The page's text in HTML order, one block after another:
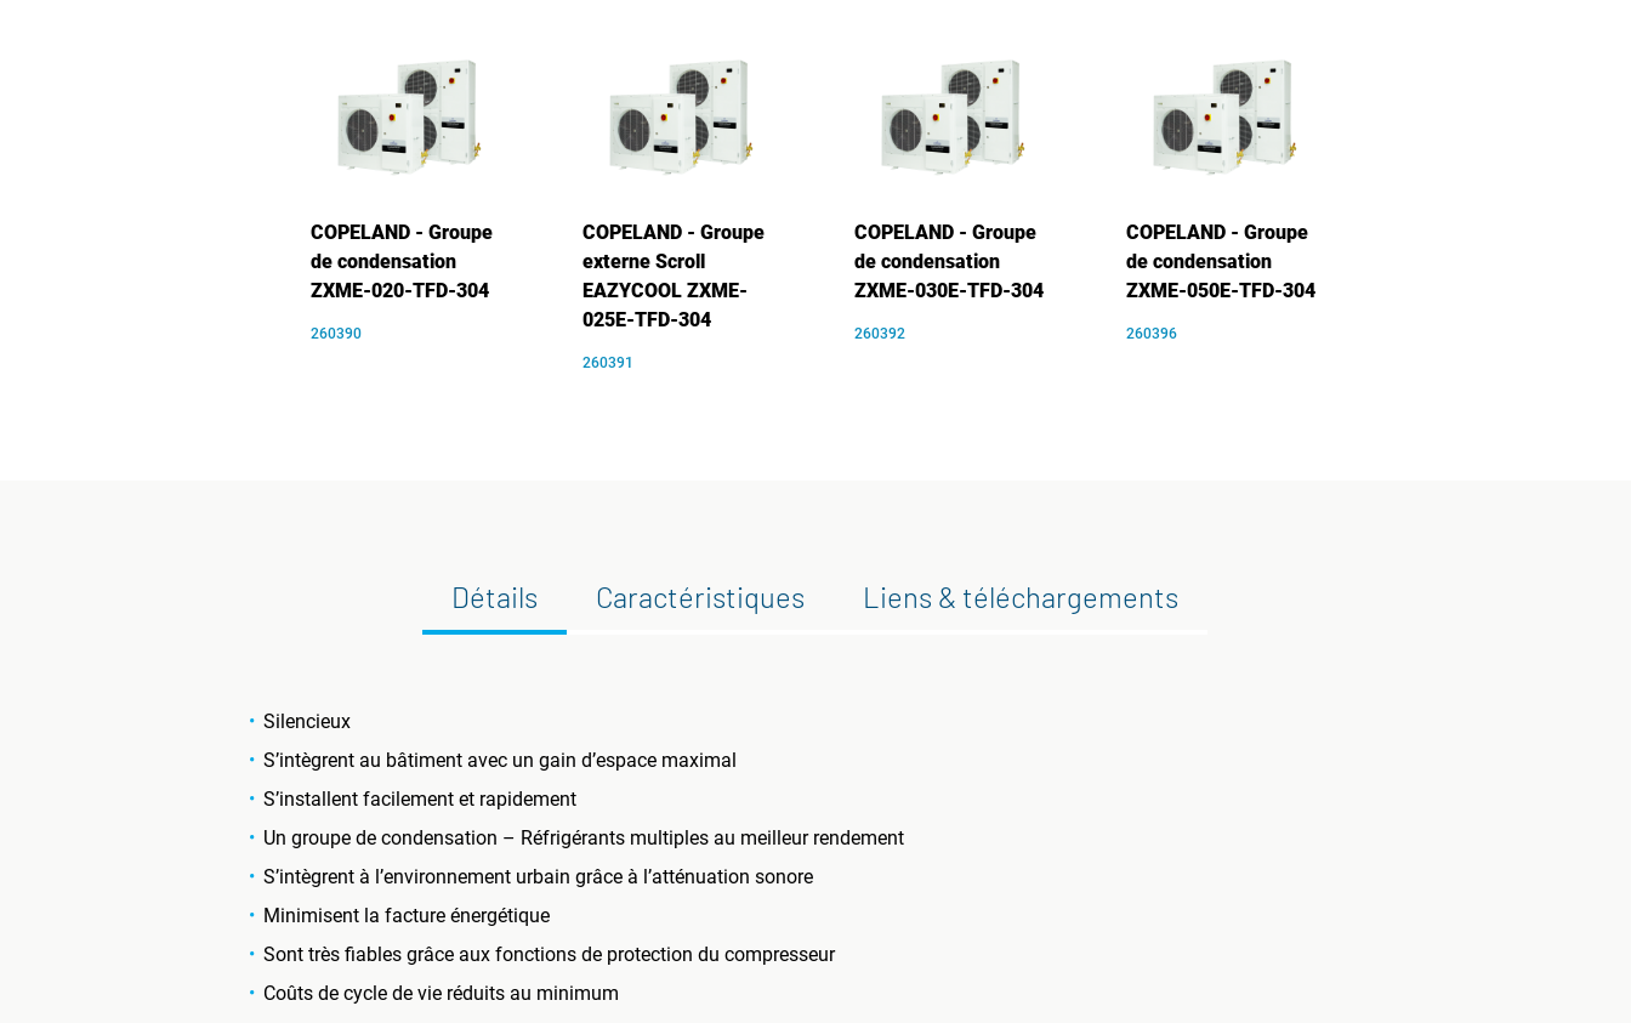
COPELAND - Groupe
de condensation
ZXME-020-TFD-304
260390
COPELAND - Groupe
externe Scroll
EAZYCOOL ZXME-
025E-TFD-304
260391
COPELAND - Groupe
de condensation
ZXME-030E-TFD-304
260392
COPELAND - Groupe
de condensation
ZXME-050E-TFD-304
260396
Détails Caractéristiques Liens & téléchargements
Silencieux
S’intègrent au bâtiment avec un gain d’espace maximal
S’installent facilement et rapidement
Un groupe de condensation – Réfrigérants multiples au meilleur rendement
S’intègrent à l’environnement urbain grâce à l’atténuation sonore
Minimisent la facture énergétique
Sont très fiables grâce aux fonctions de protection du compresseur
Coûts de cycle de vie réduits au minimum